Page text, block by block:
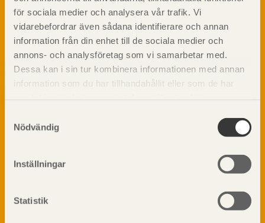
för sociala medier och analysera vår trafik. Vi
vidarebefordrar även sådana identifierare och annan
information från din enhet till de sociala medier och
annons- och analysföretag som vi samarbetar med.
Dessa kan i sin tur kombinera informationen med annan
information som du har tillhandahållit eller som de har
Nödvändig
Inställningar
Statistik
Om trä
Materialet trä
Skogsbruk
Barrträdets uppbyggnad
Träets egenskaper och kvalitet
Kemisk behandling
Fakta om Limträ
Fukt
Ljud
TräGuiden är den digitala handboken för trä och
materialet trä samt instruktioner för byggande
med trä.
Prenumerera på TräGuidens nyhetsbrev!